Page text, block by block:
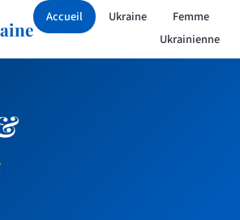
Accueil Ukraine
Femme
Ukrainienne